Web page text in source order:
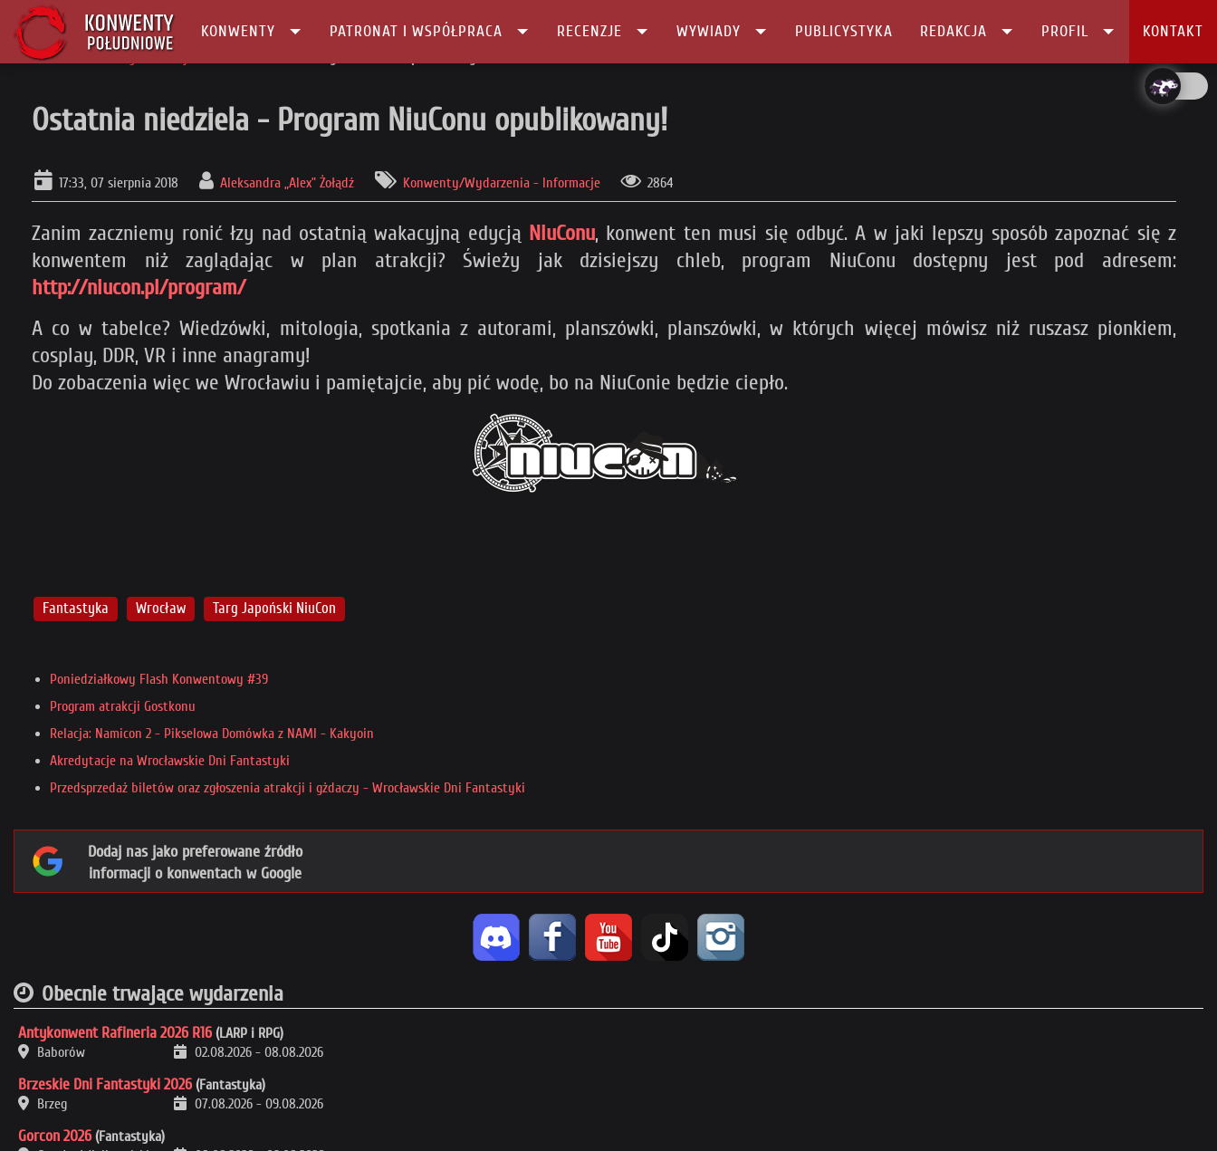
KONWENTY PATRONAT I WSPÓŁPRACA RECENZJE WYWIADY PUBLICYSTYKA REDAKCJA PROFIL KONTAKT
Główna
Ostatnia niedziela - Program NiuConu opublikowany!
17:33, 07 sierpnia 2018 Aleksandra „Alex” Żołądź Konwenty/Wydarzenia - Informacje 2864
Zanim zaczniemy ronić łzy nad ostatnią wakacyjną edycją NiuConu, konwent ten musi się odbyć. A w jaki lepszy sposób zapoznać się z
konwentem niż zaglądając w plan atrakcji? Świeży jak dzisiejszy chleb, program NiuConu dostępny jest pod adresem:
http://niucon.pl/program/
A co w tabelce? Wiedzówki, mitologia, spotkania z autorami, planszówki, planszówki, w których więcej mówisz niż ruszasz pionkiem,
cosplay, DDR, VR i inne anagramy!
Do zobaczenia więc we Wrocławiu i pamiętajcie, aby pić wodę, bo na NiuConie będzie ciepło.
Fantastyka Wrocław Targ Japoński NiuCon
Poniedziałkowy Flash Konwentowy #39
Program atrakcji Gostkonu
Relacja: Namicon 2 - Pikselowa Domówka z NAMI - Kakyoin
Akredytacje na Wrocławskie Dni Fantastyki
Przedsprzedaż biletów oraz zgłoszenia atrakcji i gżdaczy - Wrocławskie Dni Fantastyki
Dodaj nas jako preferowane źródło
informacji o konwentach w Google
Obecnie trwające wydarzenia
Antykonwent Rafineria 2026 R16 (LARP i RPG)
Baborów
02.08.2026 - 08.08.2026
Brzeskie Dni Fantastyki 2026 (Fantastyka)
Brzeg
07.08.2026 - 09.08.2026
Gorcon 2026 (Fantastyka)